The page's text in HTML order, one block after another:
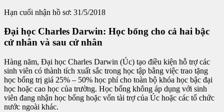
Hạn cuối nhận hồ sơ: 31/5/2018
Đại học Charles Darwin: Học bổng cho cả hai bậc
cử nhân và sau cử nhân
Hàng năm, Đại học Charles Darwin (Úc) tạo điều kiện hỗ trợ các
sinh viên có thành tích xuất sắc trong học tập bằng việc trao tặng
học bổng trị giá 25% – 50% học phí cho toàn bộ khóa học bậc đại
học hoặc cao học của trường. Học bổng không áp dụng với sinh
viên đang nhận học bổng hoặc vốn tài trợ của Úc hoặc các tổ chức
nước ngoài khác.